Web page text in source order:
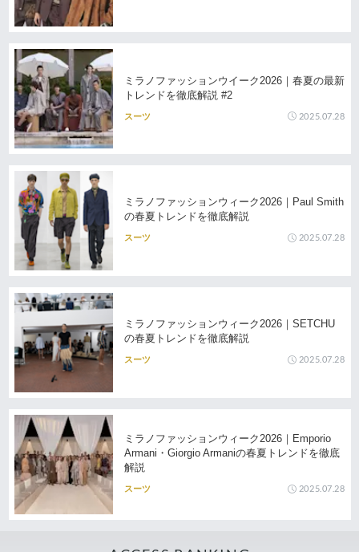
ミラノファッションウイーク2026｜春夏の最新
トレンドを徹底解説 #2
スーツ 2025.07.28
ミラノファッションウィーク2026｜Paul Smith
の春夏トレンドを徹底解説
スーツ 2025.07.28
ミラノファッションウィーク2026｜SETCHU
の春夏トレンドを徹底解説
スーツ 2025.07.28
ミラノファッションウィーク2026｜Emporio
Armani・Giorgio Armaniの春夏トレンドを徹底
解説
スーツ 2025.07.28